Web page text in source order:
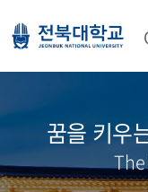
꿈을 키우